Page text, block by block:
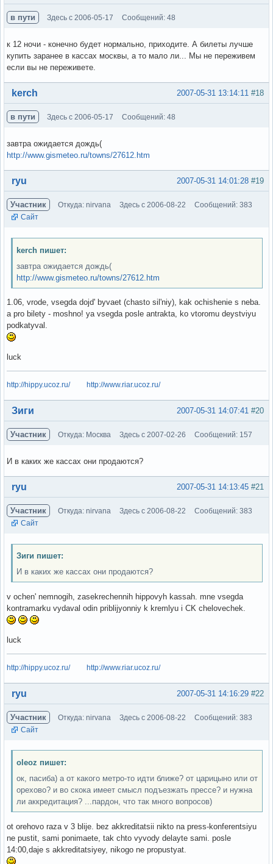
в пути Здесь с 2006-05-17 Сообщений: 48
к 12 ночи - конечно будет нормально, приходите. А билеты лучше
купить заранее в кассах москвы, а то мало ли... Мы не переживем
если вы не переживете.
Вне форума #18
2007-05-31 13:14:11
kerch
в пути Здесь с 2006-05-17 Сообщений: 48
завтра ожидается дождь(
http://www.gismeteo.ru/towns/27612.htm
Вне форума #19
2007-05-31 14:01:28
ryu
Участник Откуда: nirvana Здесь с 2006-08-22
Сообщений: 383
Сайт
kerch пишет:
завтра ожидается дождь(
http://www.gismeteo.ru/towns/27612.htm
1.06, vrode, vsegda dojd' byvaet (chasto sil'niy), kak ochishenie s neba.
a pro bilety - moshno! ya vsegda posle antrakta, ko vtoromu deystviyu
podkatyval.
luck
http://hippy.ucoz.ru/ http://www.riar.ucoz.ru/
Вне форума #20
2007-05-31 14:07:41
Зиги
Участник Откуда: Москва Здесь с 2007-02-26 Сообщений: 157
И в каких же кассах они продаются?
Вне форума #21
2007-05-31 14:13:45
ryu
Участник Откуда: nirvana Здесь с 2006-08-22
Сообщений: 383
Сайт
Зиги пишет:
И в каких же кассах они продаются?
v ochen' nemnogih, zasekrechennih hippovyh kassah. mne vsegda
kontramarku vydaval odin priblijyonniy k kremlyu i CK chelovechek.
luck
http://hippy.ucoz.ru/ http://www.riar.ucoz.ru/
Вне форума #22
2007-05-31 14:16:29
ryu
Участник Откуда: nirvana Здесь с 2006-08-22
Сообщений: 383
Сайт
oleoz пишет:
ок, пасиба) а от какого метро-то идти ближе? от царицыно или от
орехово? и во скока имеет смысл подъезжать прессе? и нужна
ли аккредитация? ...пардон, что так много вопросов)
ot orehovo raza v 3 blije. bez akkreditatsii nikto na press-konferentsiyu
ne pustit, sami ponimaete, tak chto vyvody delayte sami. posle
14:00,daje s akkreditatsiyey, nikogo ne propustyat.